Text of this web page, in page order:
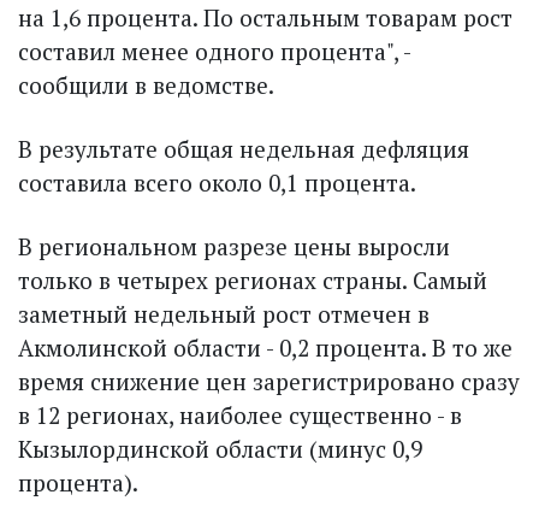
на 1,6 процента. По остальным товарам рост
составил менее одного процента", -
сообщили в ведомстве.
В результате общая недельная дефляция
составила всего около 0,1 процента.
В региональном разрезе цены выросли
только в четырех регионах страны. Самый
заметный недельный рост отмечен в
Акмолинской области - 0,2 процента. В то же
время снижение цен зарегистрировано сразу
в 12 регионах, наиболее существенно - в
Кызылординской области (минус 0,9
процента).